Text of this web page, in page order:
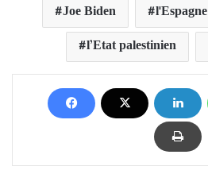
Joe Biden
l'Espagne
l’Etat palestinien